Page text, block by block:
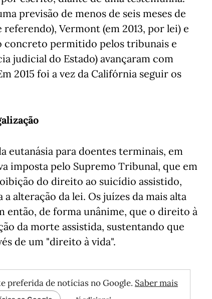
previsão de menos de seis meses de
Vermont (em 2013, por lei) e
concreto permitido pelos tribunais e
judicial do Estado) avançaram com
2015 foi a vez da Califórnia seguir os
eutanásia para doentes terminais, em
imposta pelo Supremo Tribunal, que em
do direito ao suicídio assistido,
alteração da lei. Os juízes da mais alta
então, de forma unânime, que o direito à
da morte assistida, sustentando que
de um "direito à vida".
preferida de notícias no Google. Saber mais